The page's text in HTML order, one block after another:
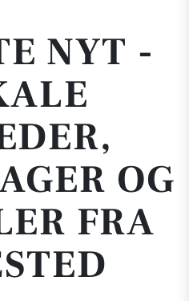
NYT -
OG
FRA